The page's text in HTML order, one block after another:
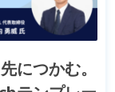
につかむ。